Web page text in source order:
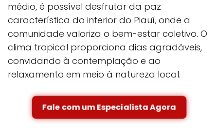
médio, é possível desfrutar da paz
característica do interior do Piauí, onde a
comunidade valoriza o bem-estar coletivo. O
clima tropical proporciona dias agradáveis,
convidando à contemplação e ao
relaxamento em meio à natureza local.
Fale com um Especialista Agora